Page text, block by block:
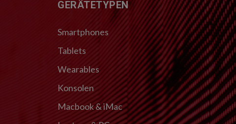
FUSSZEILEGERÄTETYPEN
Smartphones
Tablets
Wearables
Konsolen
Macbook & iMac